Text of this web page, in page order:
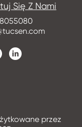
Się Z Nami
przez